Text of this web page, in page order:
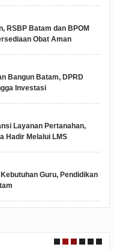
RSBP Batam dan BPOM
Obat Aman
Bangun Batam, DPRD
Investasi
Layanan Pertanahan,
Hadir Melalui LMS
Guru, Pendidikan